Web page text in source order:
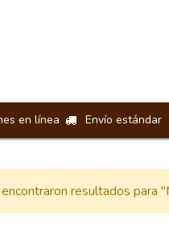
en línea Envío estándar
resultados para "